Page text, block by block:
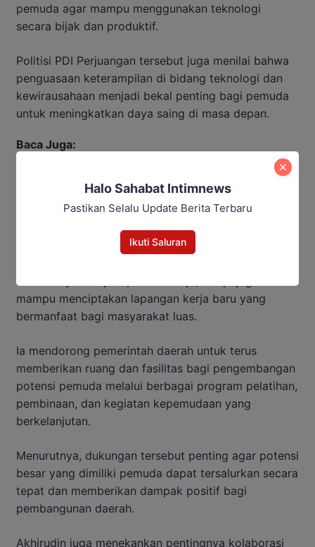
pemuda agar mampu menggunakan teknologi
secara bijak dan produktif.
Politisi PDI Perjuangan tersebut juga menilai bahwa
penguasaan keterampilan di bidang teknologi dan
kewirausahaan menjadi bekal penting bagi pemuda
untuk meningkatkan daya saing di masa depan.
Baca Juga:
Dina Maulidah Terpilih Aklamasi
Pimpin DPW Perempuan Bangsa
Kalimantan Tengah
tidak hanya menjadi pencari kerja, tetapi juga
mampu menciptakan lapangan kerja baru yang
bermanfaat bagi masyarakat luas.
Ia mendorong pemerintah daerah untuk terus
memberikan ruang dan fasilitas bagi pengembangan
potensi pemuda melalui berbagai program pelatihan,
pembinaan, dan kegiatan kepemudaan yang
berkelanjutan.
Menurutnya, dukungan tersebut penting agar potensi
besar yang dimiliki pemuda dapat tersalurkan secara
tepat dan memberikan dampak positif bagi
pembangunan daerah.
Akhirudin juga menekankan pentingnya kolaborasi
Halo Sahabat Intimnews
Pastikan Selalu Update Berita Terbaru
Ikuti Saluran